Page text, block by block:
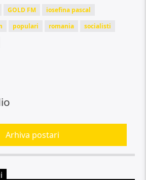
GOLD FM
iosefina pascal
populari romania
socialisti
Arhiva postari